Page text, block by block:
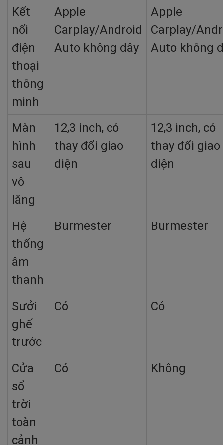
Kết
nối
điện
thoại
thông
minh
Apple
Carplay/Android
Auto không dây
Apple
Carplay/
Auto không
Màn
hình
sau
vô
lăng
12,3 inch, có
thay đổi giao
diện
12,3 inch, có
thay đổi giao
diện
Hệ
thống
âm
thanh
Burmester Burmester
Sưởi
ghế
trước
Có Có
Cửa
sổ
trời
toàn
cảnh
Có Không